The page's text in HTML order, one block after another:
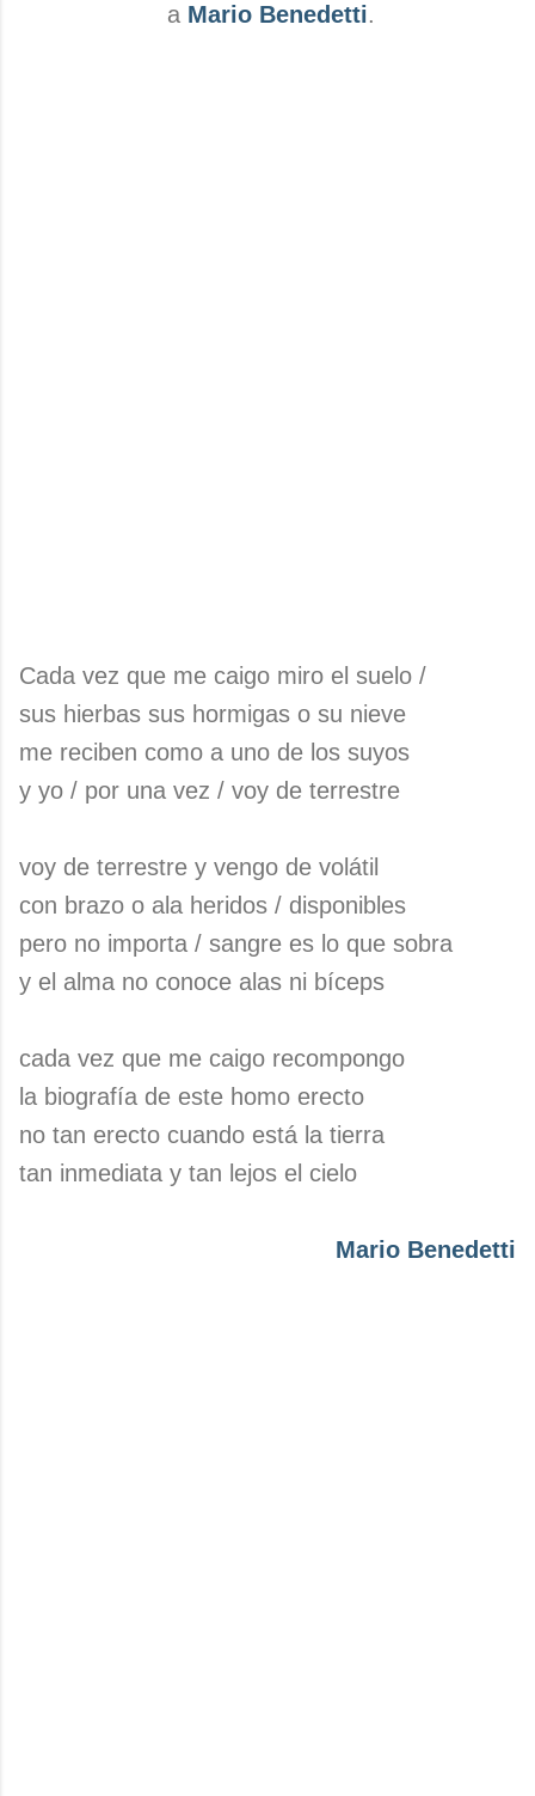
a Mario Benedetti.
Cada vez que me caigo miro el suelo /
sus hierbas sus hormigas o su nieve
me reciben como a uno de los suyos
y yo / por una vez / voy de terrestre
voy de terrestre y vengo de volátil
con brazo o ala heridos / disponibles
pero no importa / sangre es lo que sobra
y el alma no conoce alas ni bíceps
cada vez que me caigo recompongo
la biografía de este homo erecto
no tan erecto cuando está la tierra
tan inmediata y tan lejos el cielo
Mario Benedetti